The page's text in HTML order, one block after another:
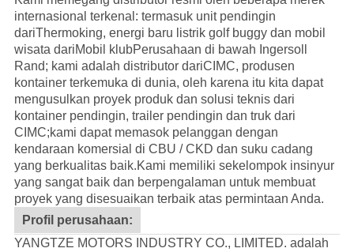
internasional terkenal: termasuk unit pendingin
dariThermoking, energi baru listrik golf buggy dan mobil
wisata dariMobil klubPerusahaan di bawah Ingersoll
Rand; kami adalah distributor dariCIMC, produsen
kontainer terkemuka di dunia, oleh karena itu kita dapat
mengusulkan proyek produk dan solusi teknis dari
kontainer pendingin, trailer pendingin dan truk dari
CIMC;kami dapat memasok pelanggan dengan
kendaraan komersial di CBU / CKD dan suku cadang
yang berkualitas baik.Kami memiliki sekelompok insinyur
yang sangat baik dan berpengalaman untuk membuat
proyek yang disesuaikan terbaik atas permintaan Anda.
Profil perusahaan:
YANGTZE MOTORS INDUSTRY CO., LIMITED. adalah